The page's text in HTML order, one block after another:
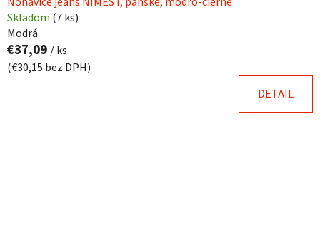
Skladom (7 ks)
Modrá
€37,09 / ks
(€30,15 bez DPH)
DETAIL